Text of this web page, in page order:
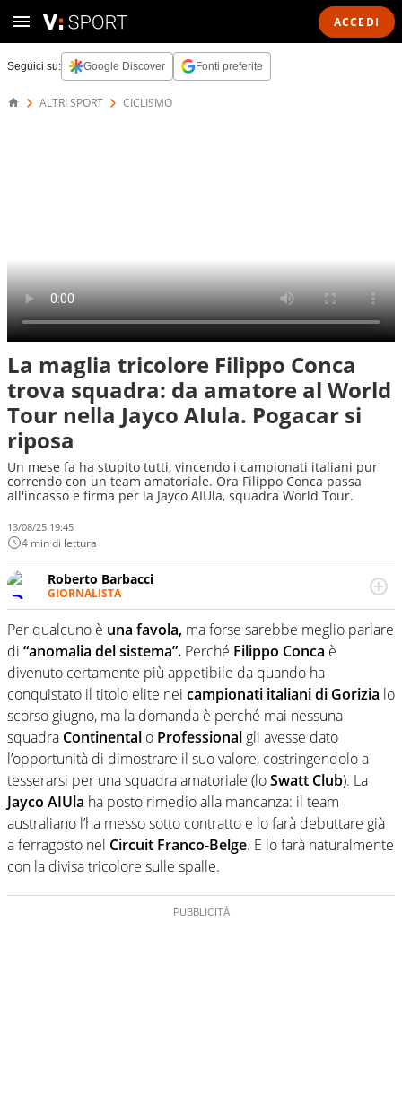
ACCEDI
Seguici su: Google Discover Fonti preferite
ALTRI SPORT CICLISMO
La maglia tricolore Filippo Conca
trova squadra: da amatore al World
Tour nella Jayco AIula. Pogacar si
riposa
Un mese fa ha stupito tutti, vincendo i campionati italiani pur
correndo con un team amatoriale. Ora Filippo Conca passa
all'incasso e firma per la Jayco AIUla, squadra World Tour.
13/08/25 19:45
4 min di lettura
Roberto Barbacci
GIORNALISTA
Giornalista (pubblicista) sportivo a tutto campo, è il
tuttologo di Virgilio Sport. Provate a chiedergli di boxe, di
scherma, di volley o di curling: ve ne farà innamorare
Per qualcuno è una favola, ma forse sarebbe meglio parlare
di “anomalia del sistema”. Perché Filippo Conca è
divenuto certamente più appetibile da quando ha
conquistato il titolo elite nei campionati italiani di Gorizia lo
scorso giugno, ma la domanda è perché mai nessuna
squadra Continental o Professional gli avesse dato
l’opportunità di dimostrare il suo valore, costringendolo a
tesserarsi per una squadra amatoriale (loSwatt Club). La
Jayco AIUla ha posto rimedio alla mancanza: il team
australiano l’ha messo sotto contratto e lo farà debuttare già
a ferragosto nel Circuit Franco-Belge. E lo farà naturalmente
con la divisa tricolore sulle spalle.